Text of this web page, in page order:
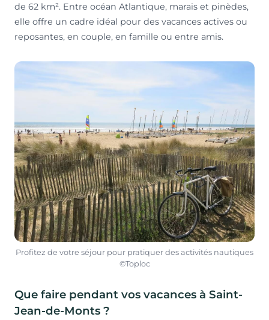
de 62 km². Entre océan Atlantique, marais et pinèdes,
elle offre un cadre idéal pour des vacances actives ou
reposantes, en couple, en famille ou entre amis.
Profitez de votre séjour pour pratiquer des activités nautiques
©Toploc
Que faire pendant vos vacances à Saint-
Jean-de-Monts ?